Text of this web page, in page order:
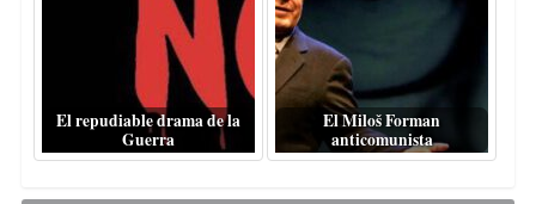
El repudiable drama de la
Guerra
El Miloš Forman
anticomunista